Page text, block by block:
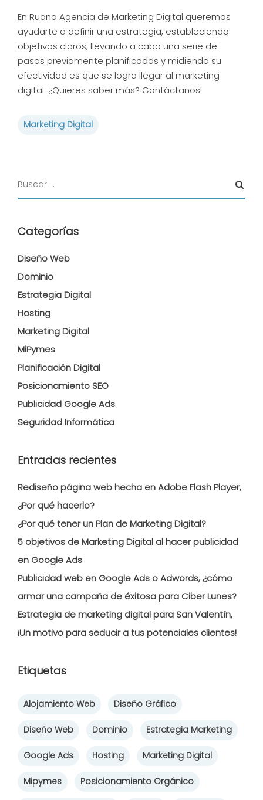
En Ruana Agencia de Marketing Digital queremos
ayudarte a definir una estrategia, estableciendo
objetivos claros, llevando a cabo una serie de
pasos previamente planificados y midiendo su
efectividad es que se logra llegar al marketing
digital. ¿Quieres saber más? Contáctanos!
Marketing Digital
Categorías
Diseño Web
Dominio
Estrategia Digital
Hosting
Marketing Digital
MiPymes
Planificación Digital
Posicionamiento SEO
Publicidad Google Ads
Seguridad Informática
Entradas recientes
Rediseño página web hecha en Adobe Flash Player,
¿Por qué hacerlo?
¿Por qué tener un Plan de Marketing Digital?
5 objetivos de Marketing Digital al hacer publicidad
en Google Ads
Publicidad web en Google Ads o Adwords, ¿cómo
armar una campaña de éxitosa para Ciber Lunes?
Estrategia de marketing digital para San Valentín,
¡Un motivo para seducir a tus potenciales clientes!
Etiquetas
Alojamiento Web Diseño Gráfico
Diseño Web Dominio Estrategia Marketing
Google Ads Hosting Marketing Digital
Mipymes Posicionamiento Orgánico